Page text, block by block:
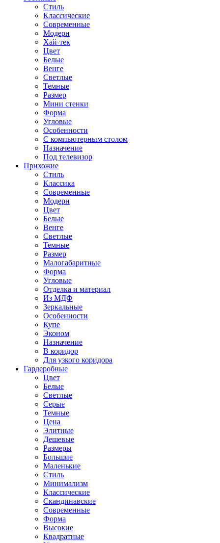
Стиль
Классические
Современные
Модерн
Хай-тек
Цвет
Белые
Венге
Светлые
Темные
Размер
Мини стенки
Форма
Угловые
Особенности
С компьютерным столом
Назначение
Под телевизор
Прихожие
Стиль
Классика
Современные
Модерн
Цвет
Белые
Венге
Светлые
Темные
Размер
Малогабаритные
Форма
Угловые
Отделка и материал
Из МДФ
Зеркальные
Особенности
Купе
Эконом
Назначение
В коридор
Для узкого коридора
Гардеробные
Цвет
Белые
Светлые
Серые
Темные
Цена
Элитные
Дешевые
Размеры
Большие
Маленькие
Стиль
Минимализм
Классические
Скандинавские
Современные
Форма
Высокие
Квадратные